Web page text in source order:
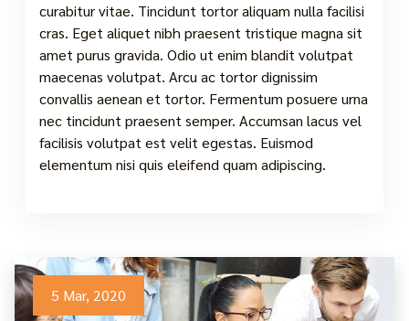
curabitur vitae. Tincidunt tortor aliquam nulla facilisi
cras. Eget aliquet nibh praesent tristique magna sit
amet purus gravida. Odio ut enim blandit volutpat
maecenas volutpat. Arcu ac tortor dignissim
convallis aenean et tortor. Fermentum posuere urna
nec tincidunt praesent semper. Accumsan lacus vel
facilisis volutpat est velit egestas. Euismod
elementum nisi quis eleifend quam adipiscing.
5 Mar, 2020